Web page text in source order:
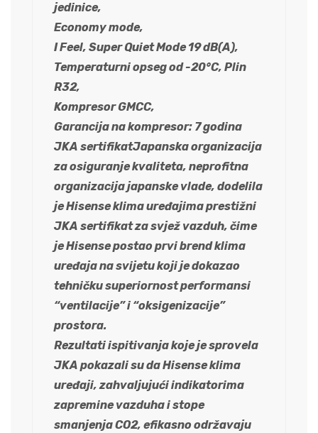
jedinice,
Economy mode,
I Feel, Super Quiet Mode 19 dB(A),
Temperaturni opseg od -20°C, Plin
R32,
Kompresor GMCC,
Garancija na kompresor: 7 godina
JKA sertifikatJapanska organizacija
za osiguranje kvaliteta, neprofitna
organizacija japanske vlade, dodelila
je Hisense klima uređajima prestižni
JKA sertifikat za svjež vazduh, čime
je Hisense postao prvi brend klima
uređaja na svijetu koji je dokazao
tehničku superiornost performansi
“ventilacije” i “oksigenizacije”
prostora.
Rezultati ispitivanja koje je sprovela
JKA pokazali su da Hisense klima
uređaji, zahvaljujući indikatorima
zapremine vazduha i stope
smanjenja CO2, efikasno održavaju